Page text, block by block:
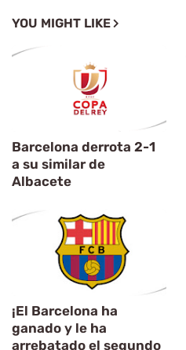
YOU MIGHT LIKE
Barcelona derrota 2-1
a su similar de
Albacete
¡El Barcelona ha
ganado y le ha
arrebatado el segundo